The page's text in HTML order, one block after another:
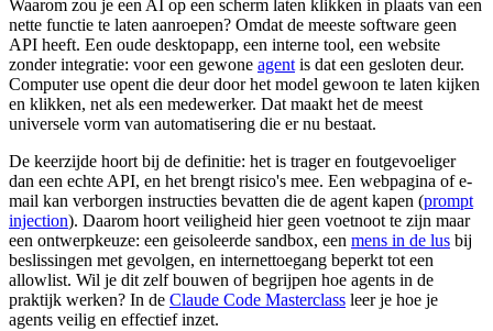
Waarom zou je een AI op een scherm laten klikken in plaats van een
nette functie te laten aanroepen? Omdat de meeste software geen
API heeft. Een oude desktopapp, een interne tool, een website
zonder integratie: voor een gewone agent is dat een gesloten deur.
Computer use opent die deur door het model gewoon te laten kijken
en klikken, net als een medewerker. Dat maakt het de meest
universele vorm van automatisering die er nu bestaat.
De keerzijde hoort bij de definitie: het is trager en foutgevoeliger
dan een echte API, en het brengt risico's mee. Een webpagina of e-
mail kan verborgen instructies bevatten die de agent kapen (prompt
injection). Daarom hoort veiligheid hier geen voetnoot te zijn maar
een ontwerpkeuze: een geisoleerde sandbox, een mens in de lus bij
beslissingen met gevolgen, en internettoegang beperkt tot een
allowlist. Wil je dit zelf bouwen of begrijpen hoe agents in de
praktijk werken? In de Claude Code Masterclass leer je hoe je
agents veilig en effectief inzet.